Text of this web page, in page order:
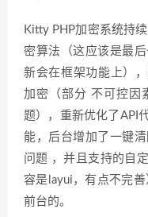
Kitty PHP加密系统持
密算法（这应该是最
新会在框架功能上）
加密（部分 不可控因
题），重新优化了API
能，后台增加了一键
问题 ，并且支持的自
容是layui，有点不完
前台的。